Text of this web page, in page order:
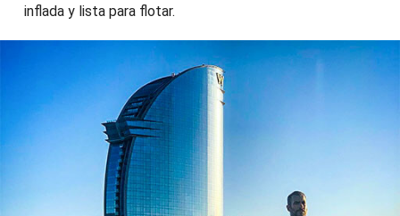
inflada y lista para flotar.